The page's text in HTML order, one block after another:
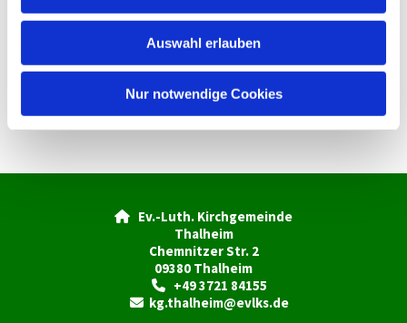
Auswahl erlauben
Nur notwendige Cookies

Ev.-Luth. Kirchgemeinde
Thalheim
Chemnitzer Str. 2
09380 Thalheim
+49 3721 84155
 kg.thalheim@evlks.de